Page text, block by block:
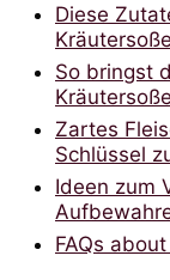
Diese
So bringst
Zartes
Schlüssel
Ideen zum
FAQs